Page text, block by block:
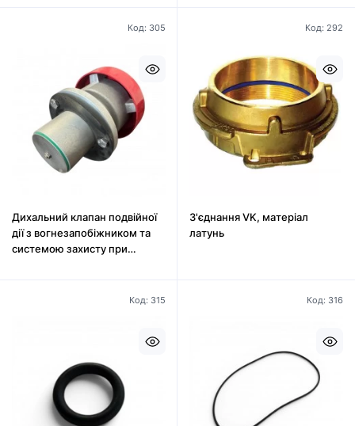
Код: 305
Дихальний клапан подвійної
дії з вогнезапобіжником та
системою захисту при
Код: 292
З'єднання VK, матеріал
латунь
Код: 315 Код: 316